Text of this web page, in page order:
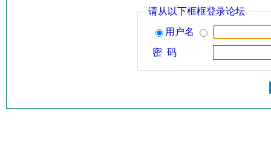
请从以下框框登录论坛
用户名
密 码